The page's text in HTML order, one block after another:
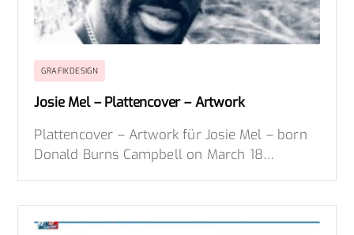
GRAFIKDESIGN
Josie Mel – Plattencover – Artwork
Plattencover – Artwork für Josie Mel – born
Donald Burns Campbell on March 18…